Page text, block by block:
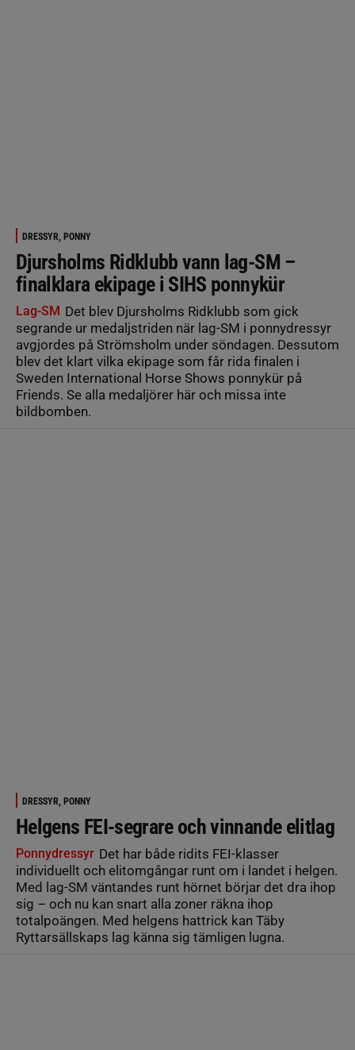
DRESSYR, PONNY
Djursholms Ridklubb vann lag-SM –
finalklara ekipage i SIHS ponnykür
Lag-SM Det blev Djursholms Ridklubb som gick
segrande ur medaljstriden när lag-SM i ponnydressyr
avgjordes på Strömsholm under söndagen. Dessutom
blev det klart vilka ekipage som får rida finalen i
Sweden International Horse Shows ponnykür på
Friends. Se alla medaljörer här och missa inte
bildbomben.
DRESSYR, PONNY
Helgens FEI-segrare och vinnande elitlag
Ponnydressyr Det har både ridits FEI-klasser
individuellt och elitomgångar runt om i landet i helgen.
Med lag-SM väntandes runt hörnet börjar det dra ihop
sig – och nu kan snart alla zoner räkna ihop
totalpoängen. Med helgens hattrick kan Täby
Ryttarsällskaps lag känna sig tämligen lugna.